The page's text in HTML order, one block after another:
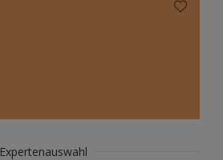
Expertenauswahl